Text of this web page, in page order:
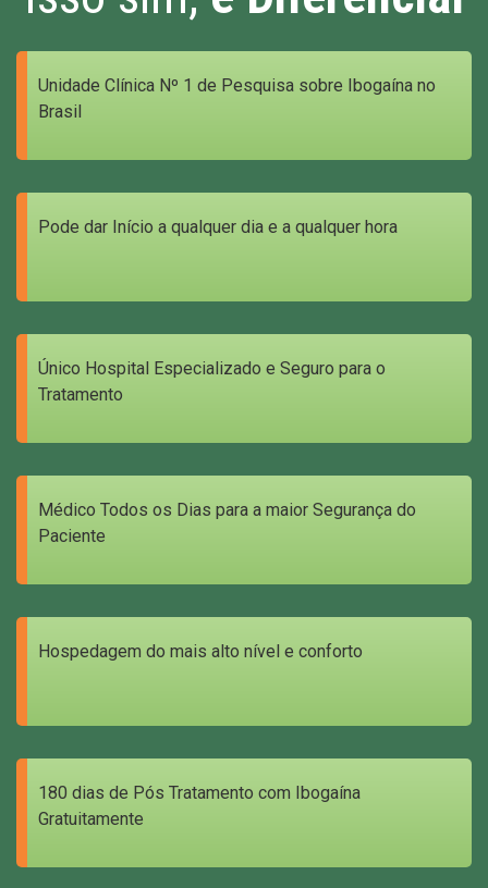
Unidade Clínica Nº 1 de Pesquisa sobre Ibogaína no
Brasil
Pode dar Início a qualquer dia e a qualquer hora
Único Hospital Especializado e Seguro para o
Tratamento
Médico Todos os Dias para a maior Segurança do
Paciente
Hospedagem do mais alto nível e conforto
180 dias de Pós Tratamento com Ibogaína
Gratuitamente